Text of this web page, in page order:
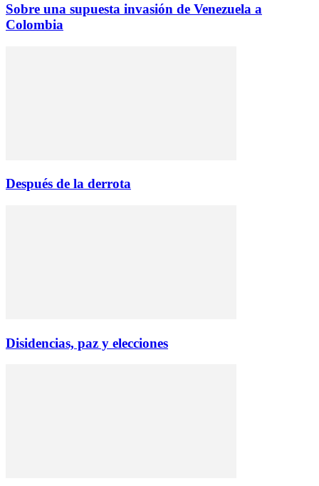
Sobre una supuesta invasión de Venezuela a
Colombia
Después de la derrota
Disidencias, paz y elecciones